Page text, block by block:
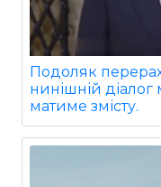
Подоляк
нинішній діалог
матиме змісту.